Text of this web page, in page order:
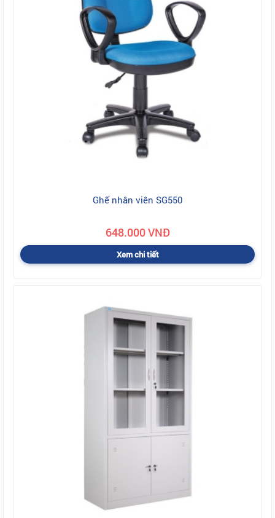
Ghế nhân viên SG550
648.000 VNĐ
Xem chi tiết